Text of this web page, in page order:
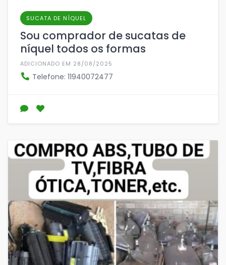
SUCATA DE NÍQUEL
Sou comprador de sucatas de
níquel todos os formas
ADICIONADO EM 28/08/2025
Telefone: 11940072477